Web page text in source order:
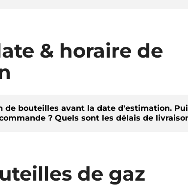
& horaire de
de bouteilles avant la date d'estimation.
? Quels sont les délais de
de gaz